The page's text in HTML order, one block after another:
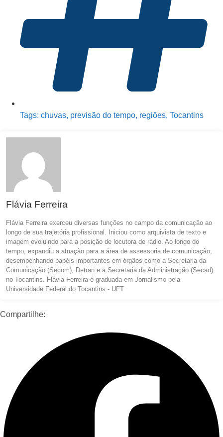
Tags: chuvas, previsão do tempo, regiões, Tocantins
Flávia Ferreira
Flávia Ferreira exerceu diversas funções no campo da comunicação ao
longo de sua trajetória profissional. Iniciou como arquivista de texto e
imagem evoluindo para a posição de locutora de rádio. Ao longo do
tempo, expandiu a atuação para a área de assessoria de comunicação,
desempenhando papéis importantes em órgãos como a Secretaria da
Comunicação (Secom), Detran e a Secretaria da Administração (Secad),
no Tocantins. Flávia Ferreira é graduada em Jornalismo pela
Universidade Federal do Tocantins - UFT
Compartilhe: